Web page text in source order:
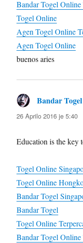
Bandar Togel Online
Togel Online
Agen Togel Online
Agen Togel Online
buenos aries
Bandar Togel
26 Aprilo 2016 je 5:40
Education is the key
Togel Online
Togel Online
Bandar Togel
Bandar Togel
Togel Online
Bandar Togel Online